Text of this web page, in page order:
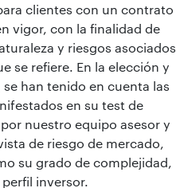
clientes con un contrato
vigor, con la finalidad de
y riesgos asociados
se refiere. En la elección y
han tenido en cuenta las
en su test de
nuestro equipo asesor y
de riesgo de mercado,
su grado de complejidad,
inversor.